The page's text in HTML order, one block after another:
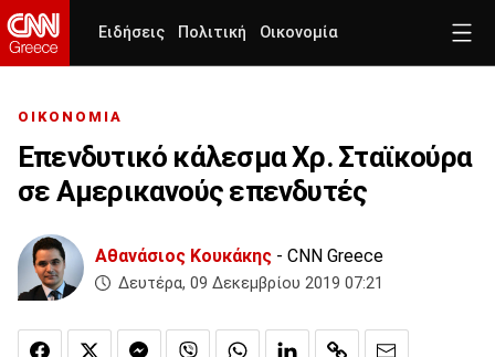
Ειδήσεις Πολιτική Οικονομία
ΟΙΚΟΝΟΜΙΑ
Επενδυτικό κάλεσμα Χρ. Σταϊκούρα
σε Αμερικανούς επενδυτές
Αθανάσιος Κουκάκης - CNN Greece
Δευτέρα, 09 Δεκεμβρίου 2019 07:21